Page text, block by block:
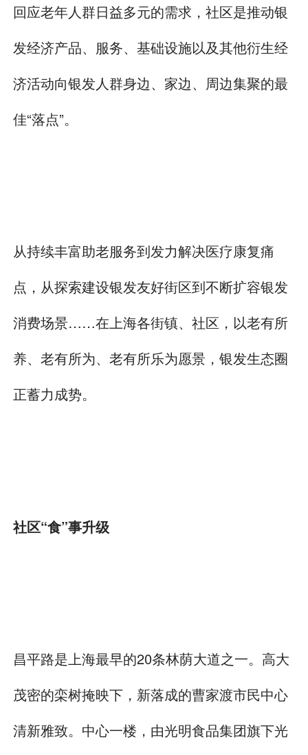
回应老年人群日益多元的需求，社区是推动银
发经济产品、服务、基础设施以及其他衍生经
济活动向银发人群身边、家边、周边集聚的最
佳“落点”。
从持续丰富助老服务到发力解决医疗康复痛
点，从探索建设银发友好街区到不断扩容银发
消费场景……在上海各街镇、社区，以老有所
养、老有所为、老有所乐为愿景，银发生态圈
正蓄力成势。
社区“食”事升级
昌平路是上海最早的20条林荫大道之一。高大
茂密的栾树掩映下，新落成的曹家渡市民中心
清新雅致。中心一楼，由光明食品集团旗下光